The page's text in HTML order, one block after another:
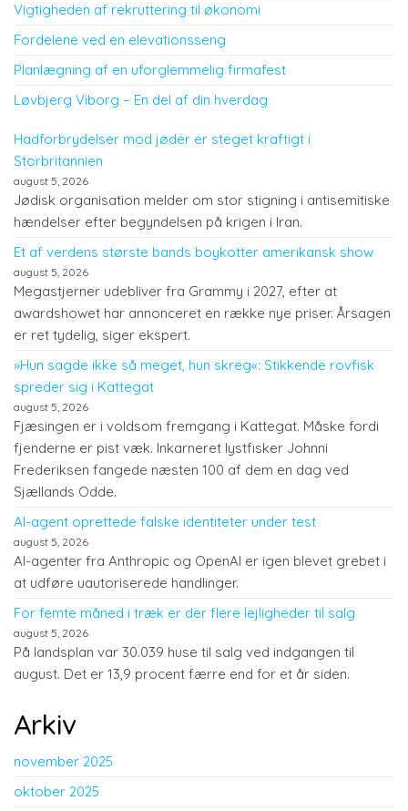
Vigtigheden af rekruttering til økonomi
Fordelene ved en elevationsseng
Planlægning af en uforglemmelig firmafest
Løvbjerg Viborg – En del af din hverdag
Hadforbrydelser mod jøder er steget kraftigt i
Storbritannien
august 5, 2026
Jødisk organisation melder om stor stigning i antisemitiske
hændelser efter begyndelsen på krigen i Iran.
Et af verdens største bands boykotter amerikansk show
august 5, 2026
Megastjerner udebliver fra Grammy i 2027, efter at
awardshowet har annonceret en række nye priser. Årsagen
er ret tydelig, siger ekspert.
»Hun sagde ikke så meget, hun skreg«: Stikkende rovfisk
spreder sig i Kattegat
august 5, 2026
Fjæsingen er i voldsom fremgang i Kattegat. Måske fordi
fjenderne er pist væk. Inkarneret lystfisker Johnni
Frederiksen fangede næsten 100 af dem en dag ved
Sjællands Odde.
AI-agent oprettede falske identiteter under test
august 5, 2026
AI-agenter fra Anthropic og OpenAI er igen blevet grebet i
at udføre uautoriserede handlinger.
For femte måned i træk er der flere lejligheder til salg
august 5, 2026
På landsplan var 30.039 huse til salg ved indgangen til
august. Det er 13,9 procent færre end for et år siden.
Arkiv
november 2025
oktober 2025